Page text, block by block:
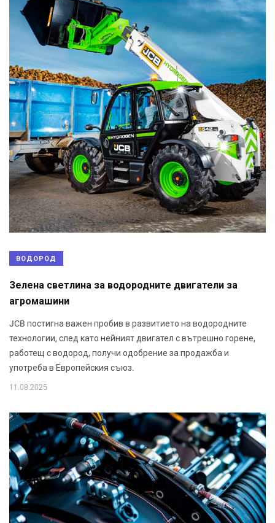
ВОДОРОД
Зелена светлина за водородните двигатели за
агромашини
JCB постигна важен пробив в развитието на водородните
технологии, след като нейният двигател с вътрешно горене,
работещ с водород, получи одобрение за продажба и
употреба в Европейския съюз.
11.08.2025